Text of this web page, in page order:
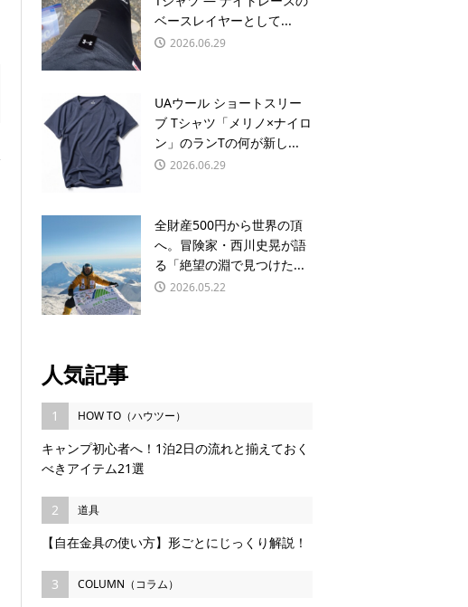
ベースレイヤーとして...
2026.06.29
UAウール ショートスリー
ブ Tシャツ「メリノ×ナイロ
ン」のランTの何が新し...
2026.06.29
全財産500円から世界の頂
へ。冒険家・西川史晃が語
る「絶望の淵で見つけた...
2026.05.22
人気記事
1 HOW TO（ハウツー）
キャンプ初心者へ！1泊2日の流れと揃えておく
べきアイテム21選
2 道具
【自在金具の使い方】形ごとにじっくり解説！
3 COLUMN（コラム）